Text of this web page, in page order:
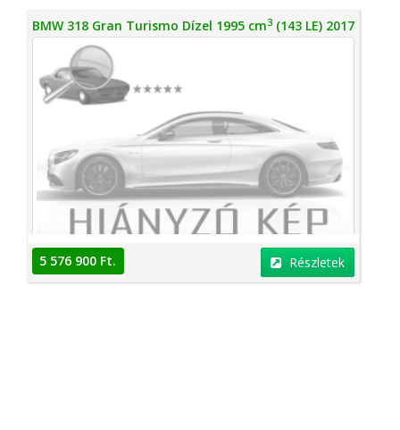
BMW 318 Gran Turismo Dízel 1995 cm3 (143 LE) 2017
5 576 900 Ft. Részletek